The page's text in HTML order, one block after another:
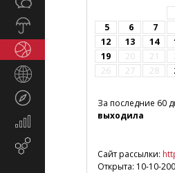
Экономика
маркетинг
5
6 7
12
13 14
19
20 21
26
27 28
За последние 60
выходила
Сайт рассылки:
Открыта: 10-10-